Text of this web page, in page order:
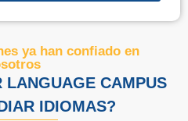
ya han confiado en
LANGUAGE CAMPUS
IDIOMAS?